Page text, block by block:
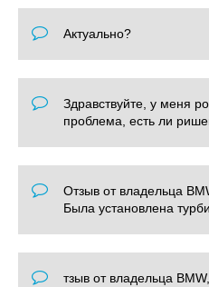
Актуально?
Здравствуйте, у меня
проблема, есть ли
Отзыв от владельца
Была установлена
тзыв от владельца